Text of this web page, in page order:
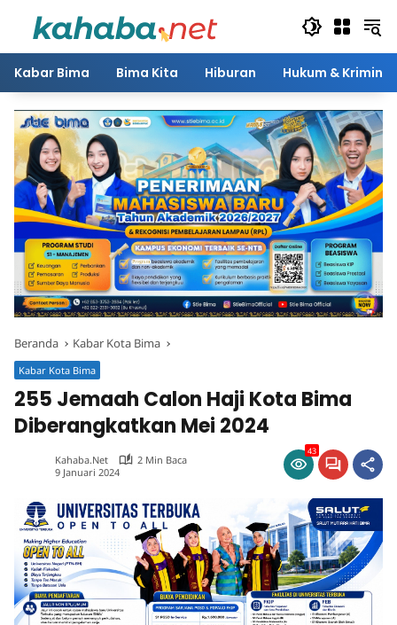
Kabar Bima Bima Kita Hiburan Hukum & Kriminal
Beranda Kabar Kota Bima
Kabar Kota Bima
255 Jemaah Calon Haji Kota Bima
Diberangkatkan Mei 2024
Kahaba.net
2 Min Baca
9 Januari 2024
43